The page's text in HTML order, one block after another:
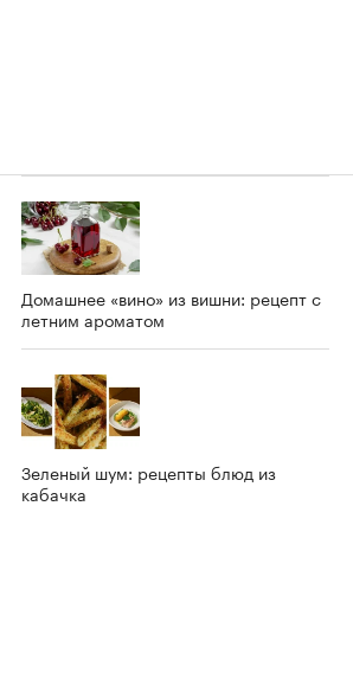
Домашнее «вино» из вишни: рецепт с
летним ароматом
Зеленый шум: рецепты блюд из
кабачка